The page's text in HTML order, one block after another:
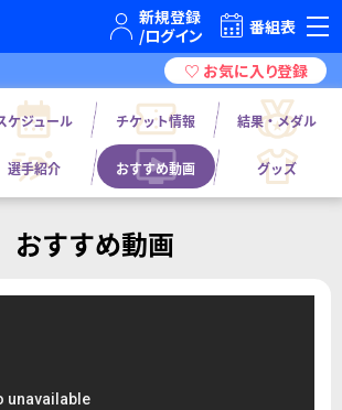
ときめくときを。 番組表
ケジュール チケット情報 結果・メダル
選手紹介 おすすめ動画 グッズ
おすすめ動画